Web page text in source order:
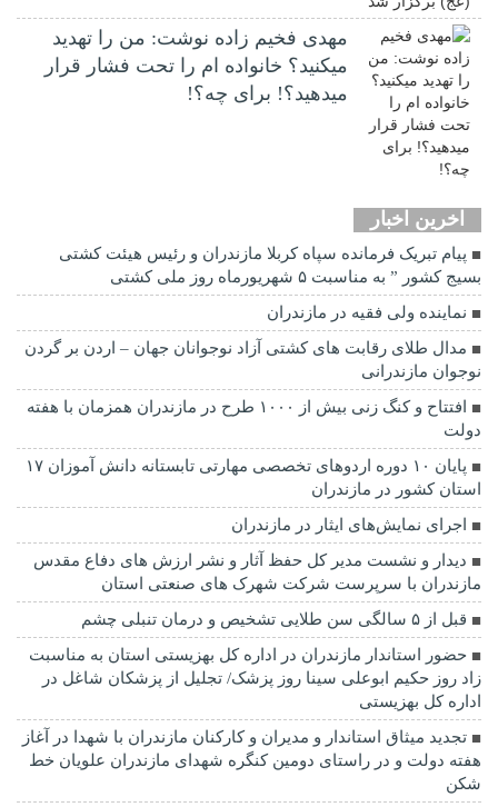
مهدی فخیم زاده نوشت: من را تهدید
میکنید؟ خانواده ام را‌ تحت فشار قرار
میدهید؟! برای چه؟!
اخرین اخبار
پیام تبریک فرمانده سپاه کربلا مازندران و رئیس هیئت کشتی
بسیج کشور ” به مناسبت ۵ شهریورماه روز ملی کشتی
نماينده ولی فقیه در مازندران
مدال طلای رقابت های کشتی آزاد نوجوانان جهان – اردن بر گردن
نوجوان مازندرانی
افتتاح و کنگ زنی بیش از ۱۰۰۰ طرح در مازندران همزمان با هفته
دولت
پایان ۱۰ دوره اردوهای تخصصی مهارتی تابستانه دانش آموزان ۱۷
استان کشور در مازندران
اجرای نمایش‌های ایثار در مازندران
دیدار و نشست مدیر کل حفظ آثار و نشر ارزش های دفاع مقدس
مازندران با سرپرست شرکت شهرک های صنعتی استان
قبل از ۵ سالگی سن طلایی تشخیص و درمان تنبلی چشم
حضور استاندار مازندران در اداره کل بهزیستی استان به مناسبت
زاد روز حکیم ابوعلی سینا روز پزشک/ تجلیل از پزشکان شاغل در
اداره کل بهزیستی
تجدید میثاق استاندار و مدیران و کارکنان مازندران با شهدا در آغاز
هفته دولت و در راستای دومین کنگره شهدای مازندران علویان خط
شکن